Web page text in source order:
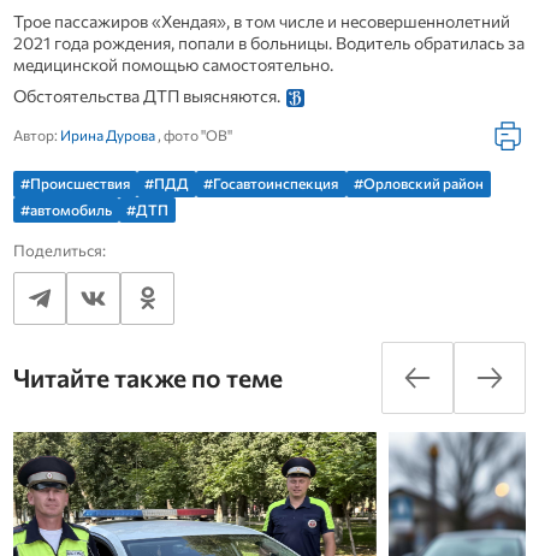
Трое пассажиров «Хендая», в том числе и несовершеннолетний
2021 года рождения, попали в больницы. Водитель обратилась за
медицинской помощью самостоятельно.
Обстоятельства ДТП выясняются.
Автор: Ирина Дурова, фото "ОВ"
#Происшествия #ПДД #Госавтоинспекция
#Орловский район
#автомобиль
#ДТП
Поделиться:
Читайте также по теме